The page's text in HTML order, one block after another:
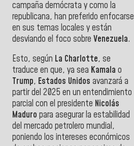
campaña demócrata y como la
republicana, han preferido enfocarse
en sus temas locales y están
desviando el foco sobre Venezuela.
Esto, según La Charlotte, se
traduce en que, ya sea Kamala o
Trump, Estados Unidos avanzará a
partir del 2025 en un entendimiento
parcial con el presidente Nicolás
Maduro para asegurar la estabilidad
del mercado petrolero mundial,
poniendo los intereses económicos